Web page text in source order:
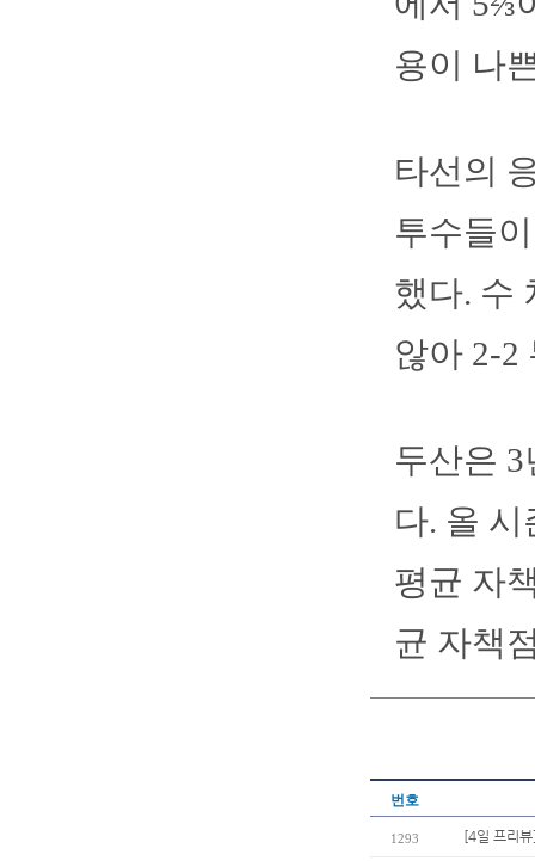
용이 나
타선의
투수들
했다. 수
않아 2-2
두산은
다. 올
평균 자
균 자책
번호
1293 [4일 프리